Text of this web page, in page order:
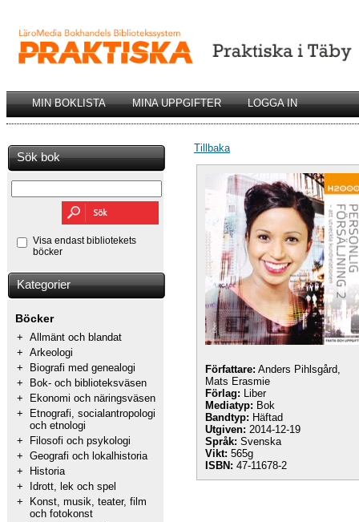
MIN BOKLISTA MINA UPPGIFTER LOGGA IN
Sök bok
Visa endast bibliotekets
böcker
Kategorier
Böcker
+ Allmänt och blandat
+ Arkeologi
+
Biografi med genealogi
+
Bok- och biblioteksväsen
+
Ekonomi och näringsväsen
+
Etnografi, socialantropologi
och etnologi
+
Filosofi och psykologi
+ Geografi och lokalhistoria
+
Historia
+
Idrott, lek och spel
+
Konst, musik, teater, film
och fotokonst
Tillbaka
Författare: Anders Pihlsgård,
Mats Erasmie
Förlag: Liber
Mediatyp: Bok
Bandtyp: Häftad
Utgiven: 2014-12-19
Språk: Svenska
Vikt: 565g
ISBN: 47-11678-2